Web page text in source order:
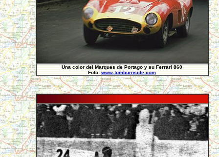
Una color del Marques de Portago y su Ferrari 860
Foto: www.tomburnside.com